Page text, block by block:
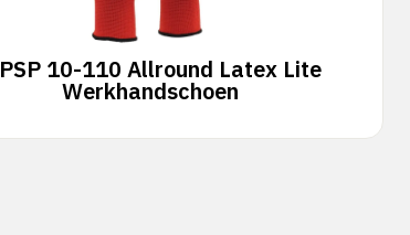
PSP 10-110 Allround Latex Lite
Werkhandschoen